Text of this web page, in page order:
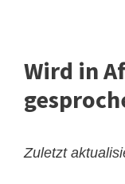
Wird in
Zuletzt